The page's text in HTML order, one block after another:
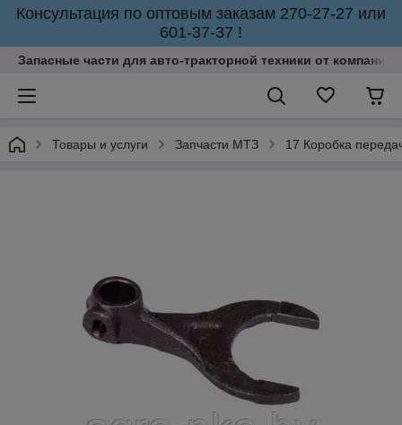
Консультация по оптовым заказам 270-27-27 или
601-37-37 !
Запасные части для авто-тракторной техники от
Товары и услуги Запчасти МТЗ 17 Коробка